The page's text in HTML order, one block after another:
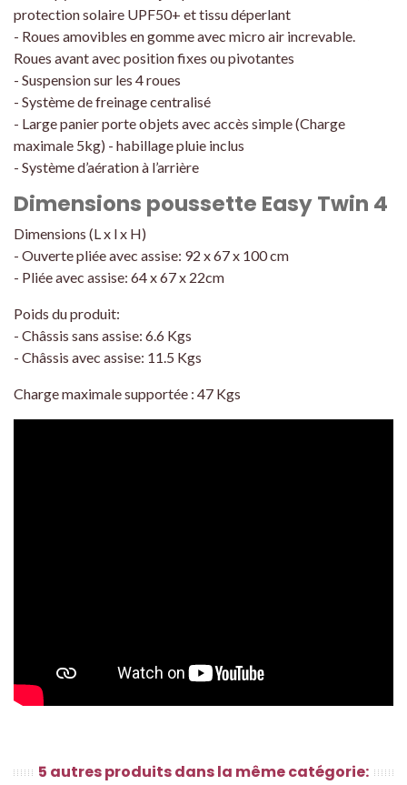
protection solaire UPF50+ et tissu déperlant
- Roues amovibles en gomme avec micro air increvable.
Roues avant avec position fixes ou pivotantes
- Suspension sur les 4 roues
- Système de freinage centralisé
- Large panier porte objets avec accès simple (Charge
maximale 5kg) - habillage pluie inclus
- Système d’aération à l’arrière
Dimensions poussette Easy Twin 4
Dimensions (L x l x H)
- Ouverte pliée avec assise: 92 x 67 x 100 cm
- Pliée avec assise: 64 x 67 x 22cm
Poids du produit:
- Châssis sans assise: 6.6 Kgs
- Châssis avec assise: 11.5 Kgs
Charge maximale supportée : 47 Kgs
5 autres produits dans la même catégorie: